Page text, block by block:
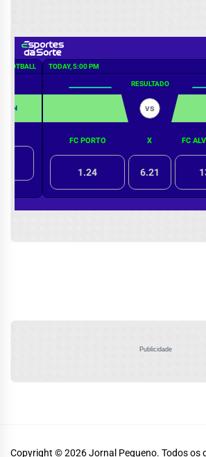
Publicidade
Copyright © 2026Jornal Pequeno. Todos os